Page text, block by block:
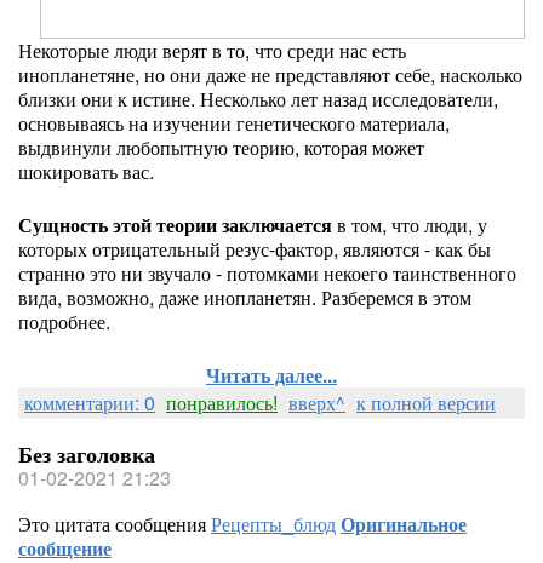
Некоторые люди верят в то, что среди нас есть
инопланетяне, но они даже не представляют себе, насколько
близки они к истине. Несколько лет назад исследователи,
основываясь на изучении генетического материала,
выдвинули любопытную теорию, которая может
шокировать вас.
Сущность этой теории заключаетсяв том, что люди, у
которых отрицательный резус-фактор, являются - как бы
странно это ни звучало - потомками некоего таинственного
вида, возможно, даже инопланетян. Разберемся в этом
подробнее.
Читать далее...
комментарии: 0 понравилось! вверх^ к полной версии
Без заголовка
01-02-2021 21:23
Это цитата сообщенияРецепты_блюдОригинальное
сообщение